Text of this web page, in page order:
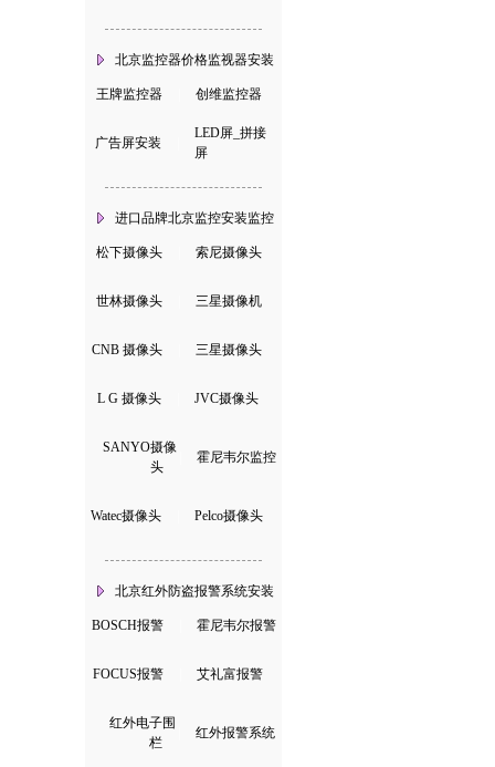
北京监控器价格监视器安装
王牌监控器 创维监控器
广告屏安装
LED屏_拼接
屏
进口品牌北京监控安装监控
松下摄像头 索尼摄像头
世林摄像头 三星摄像机
CNB 摄像头 三星摄像头
L G 摄像头 JVC摄像头
SANYO摄像
头
霍尼韦尔监控
Watec摄像头 Pelco摄像头
北京红外防盗报警系统安装
BOSCH报警 霍尼韦尔报警
FOCUS报警 艾礼富报警
红外电子围
栏
红外报警系统